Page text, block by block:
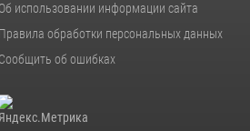
Об использовании информации сайта
Правила обработки персональных данных
Сообщить об ошибках